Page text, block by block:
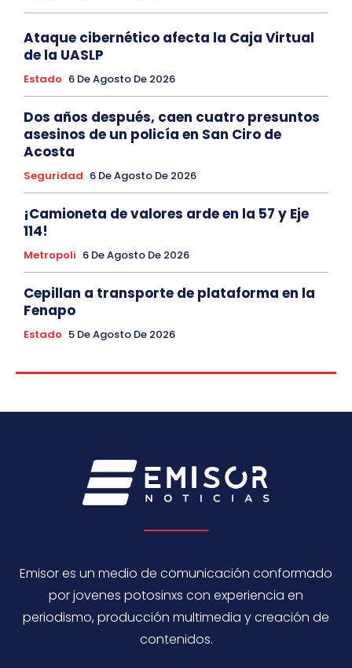
Ataque cibernético afecta la Caja Virtual
de la UASLP
Estado 6 De Agosto De 2026
Dos años después, caen cuatro presuntos
asesinos de un policía en San Ciro de
Acosta
Seguridad 6 De Agosto De 2026
¡Camioneta de valores arde en la 57 y Eje
114!
Metropoli 6 De Agosto De 2026
Cepillan a transporte de plataforma en la
Fenapo
Estado 5 De Agosto De 2026
Emisor es un medio de comunicación conformado
por jovenes potosinxs con experiencia en
periodismo, producción multimedia y creación de
contenidos.